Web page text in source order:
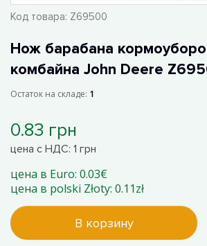
Код товара: Z69500
Нож барабана
комбайна John Deere
Остаток на складе: 1
0.83 грн
цена с НДС: 1 грн
цена в Euro: 0.03€
цена в polski Złoty: 0.11zł
В корзину